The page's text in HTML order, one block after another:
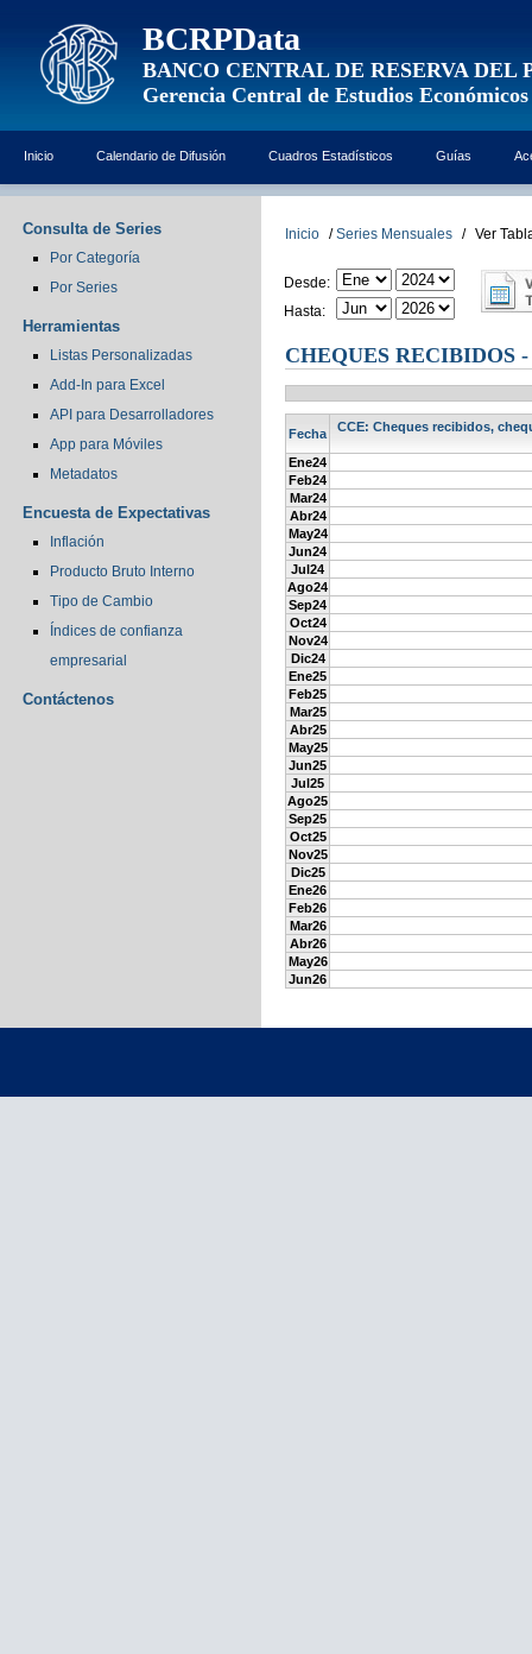
BCRPData
BANCO CENTRAL DE RESERVA DEL
Gerencia Central de Estudios Económicos
Inicio Calendario de Difusión Cuadros Estadísticos Guías
Consulta de Series
Por Categoría
Por Series
Herramientas
Listas Personalizadas
Add-In para Excel
API para Desarrolladores
App para Móviles
Metadatos
Encuesta de Expectativas
Inflación
Producto Bruto Interno
Tipo de Cambio
Índices de confianza
empresarial
Contáctenos
Inicio / Series Mensuales / Ver
Desde:
Hasta:
CHEQUES RECIBIDOS
Fecha CCE: Cheques recibidos,
Ene24
Feb24
Mar24
Abr24
May24
Jun24
Jul24
Ago24
Sep24
Oct24
Nov24
Dic24
Ene25
Feb25
Mar25
Abr25
May25
Jun25
Jul25
Ago25
Sep25
Oct25
Nov25
Dic25
Ene26
Feb26
Mar26
Abr26
May26
Jun26